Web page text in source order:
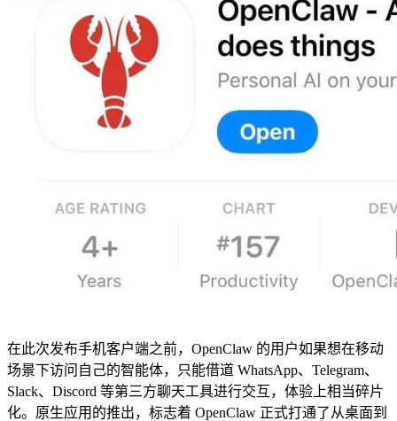
在此次发布手机客户端之前，OpenClaw 的用户如果想在移动
场景下访问自己的智能体，只能借道 WhatsApp、Telegram、
Slack、Discord 等第三方聊天工具进行交互，体验上相当碎片
化。原生应用的推出，标志着 OpenClaw 正式打通了从桌面到